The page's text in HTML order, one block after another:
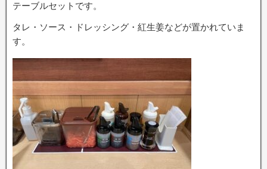
テーブルセットです。
タレ・ソース・ドレッシング・紅生姜などが置かれていま
す。